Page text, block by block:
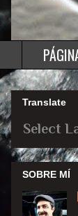
Translate
Select
SOBRE MÍ